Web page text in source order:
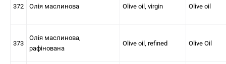
372 Олія маслинова Olive oil, virgin Olive oil
373
Олія маслинова,
рафінована
Olive oil, refined Olive Oil